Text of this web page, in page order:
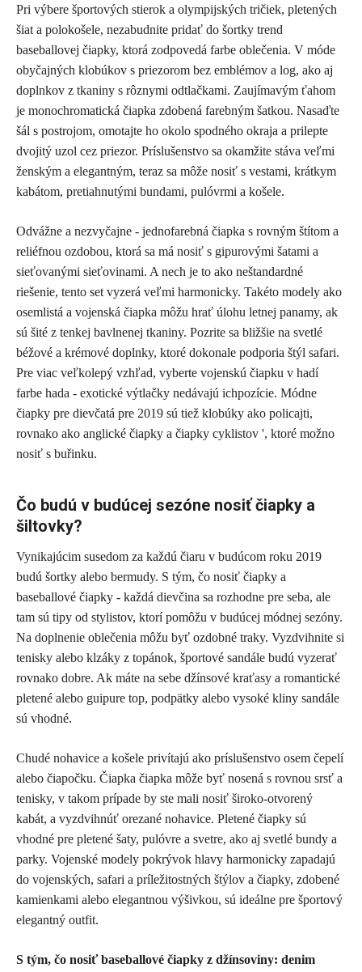
Pri výbere športových stierok a olympijských tričiek, pletených
šiat a polokošele, nezabudnite pridať do šortky trend
baseballovej čiapky, ktorá zodpovedá farbe oblečenia. V móde
obyčajných klobúkov s priezorom bez emblémov a log, ako aj
doplnkov z tkaniny s rôznymi odtlačkami. Zaujímavým ťahom
je monochromatická čiapka zdobená farebným šatkou. Nasaďte
šál s postrojom, omotajte ho okolo spodného okraja a prilepte
dvojitý uzol cez priezor. Príslušenstvo sa okamžite stáva veľmi
ženským a elegantným, teraz sa môže nosiť s vestami, krátkym
kabátom, pretiahnutými bundami, pulóvrmi a košele.
Odvážne a nezvyčajne - jednofarebná čiapka s rovným štítom a
reliéfnou ozdobou, ktorá sa má nosiť s gipurovými šatami a
sieťovanými sieťovinami. A nech je to ako neštandardné
riešenie, tento set vyzerá veľmi harmonicky. Takéto modely ako
osemlistá a vojenská čiapka môžu hrať úlohu letnej panamy, ak
sú šité z tenkej bavlnenej tkaniny. Pozrite sa bližšie na svetlé
béžové a krémové doplnky, ktoré dokonale podporia štýl safari.
Pre viac veľkolepý vzhľad, vyberte vojenskú čiapku v hadí
farbe hada - exotické výtlačky nedávajú ichpozície. Módne
čiapky pre dievčatá pre 2019 sú tiež klobúky ako policajti,
rovnako ako anglické čiapky a čiapky cyklistov ', ktoré možno
nosiť s buřinku.
Čo budú v budúcej sezóne nosiť čiapky a
šiltovky?
Vynikajúcim susedom za každú čiaru v budúcom roku 2019
budú šortky alebo bermudy. S tým, čo nosiť čiapky a
baseballové čiapky - každá dievčina sa rozhodne pre seba, ale
tam sú tipy od stylistov, ktorí pomôžu v budúcej módnej sezóny.
Na doplnenie oblečenia môžu byť ozdobné traky. Vyzdvihnite si
tenisky alebo klzáky z topánok, športové sandále budú vyzerať
rovnako dobre. Ak máte na sebe džínsové kraťasy a romantické
pletené alebo guipure top, podpätky alebo vysoké kliny sandále
sú vhodné.
Chudé nohavice a košele privítajú ako príslušenstvo osem čepelí
alebo čiapočku. Čiapka čiapka môže byť nosená s rovnou srsť a
tenisky, v takom prípade by ste mali nosiť široko-otvorený
kabát, a vyzdvihnúť orezané nohavice. Pletené čiapky sú
vhodné pre pletené šaty, pulóvre a svetre, ako aj svetlé bundy a
parky. Vojenské modely pokrývok hlavy harmonicky zapadajú
do vojenských, safari a príležitostných štýlov a čiapky, zdobené
kamienkami alebo elegantnou výšivkou, sú ideálne pre športový
elegantný outfit.
S tým, čo nosiť baseballové čiapky z džínsoviny: denim